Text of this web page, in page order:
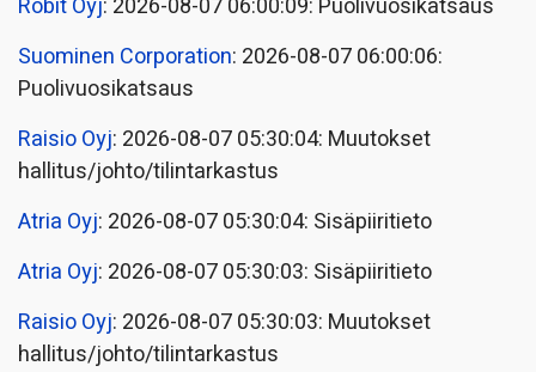
Robit Oyj: 2026-08-07 06:00:09: Puolivuosikatsaus
Suominen Corporation: 2026-08-07 06:00:06:
Puolivuosikatsaus
Raisio Oyj: 2026-08-07 05:30:04: Muutokset
hallitus/johto/tilintarkastus
Atria Oyj: 2026-08-07 05:30:04: Sisäpiiritieto
Atria Oyj: 2026-08-07 05:30:03: Sisäpiiritieto
Raisio Oyj: 2026-08-07 05:30:03: Muutokset
hallitus/johto/tilintarkastus